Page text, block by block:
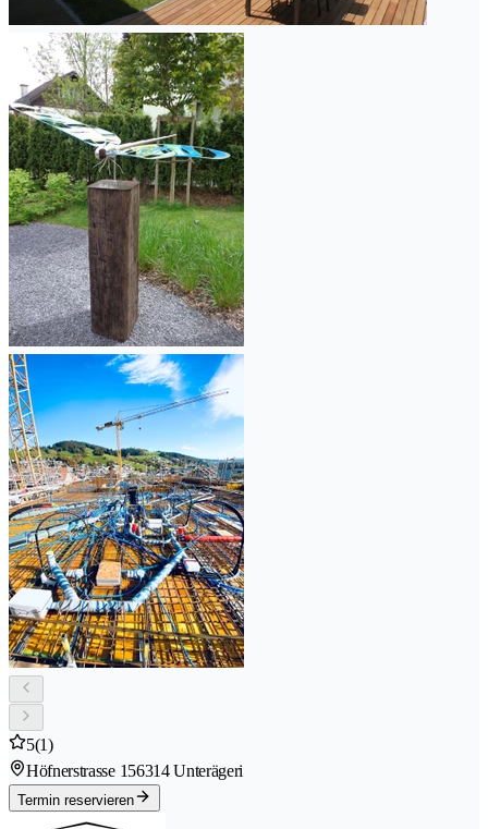
5(1)
Höfnerstrasse 156314 Unterägeri
Termin reservieren